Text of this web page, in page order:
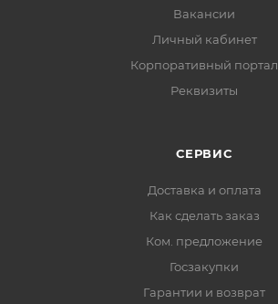
Вакансии
Личный кабинет
Корпоративный портал
Реквизиты
СЕРВИС
Доставка и оплата
Как сделать заказ
Ком. предложение
Госзакупки
Гарантии и возврат